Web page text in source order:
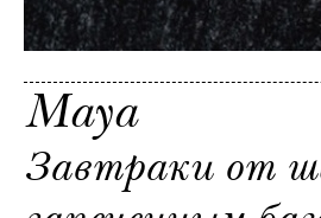
Maya
Завтраки от